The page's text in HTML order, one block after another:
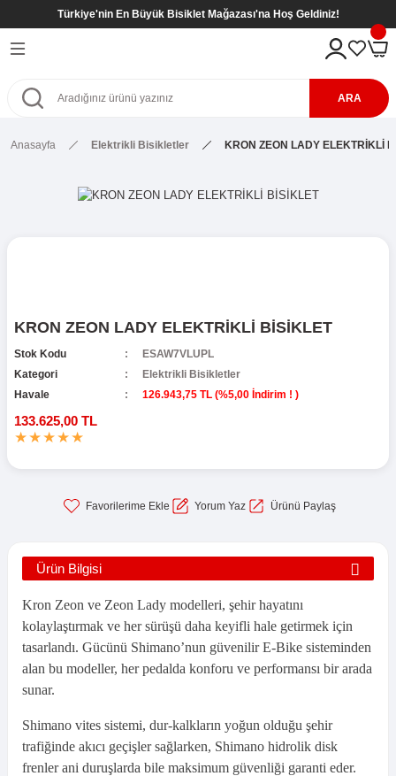
Türkiye'nin En Büyük Bisiklet Mağazası'na Hoş Geldiniz!
Geri Dön
( 6- 9 Yaş )
Geri Dön
( 8- 12 Yaş )
Geri Dön
Geri Dön
ARA
Anasayfa Elektrikli Bisikletler KRON ZEON LADY ELEKTRİKLİ
KRON ZEON LADY ELEKTRİKLİ BİSİKLET
Stok Kodu
ESAW7VLUPL
Kategori
Elektrikli Bisikletler
Havale
126.943,75 TL (%5,00 İndirim ! )
133.625,00 TL
Yorum Yaz Ürünü Paylaş
Ürün Bilgisi
Kron Zeon ve Zeon Lady modelleri, şehir hayatını
kolaylaştırmak ve her sürüşü daha keyifli hale getirmek için
tasarlandı. Gücünü Shimano’nun güvenilir E-Bike sisteminden
alan bu modeller, her pedalda konforu ve performansı bir arada
sunar.
Shimano vites sistemi, dur-kalkların yoğun olduğu şehir
trafiğinde akıcı geçişler sağlarken, Shimano hidrolik disk
frenler ani duruşlarda bile maksimum güvenliği garanti eder.